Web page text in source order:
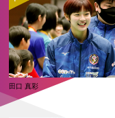
田口 真彩